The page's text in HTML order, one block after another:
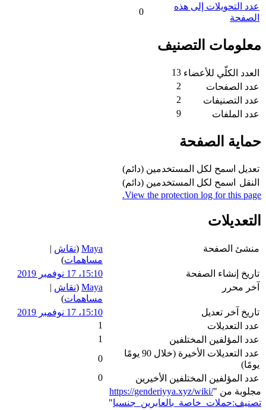
عدد التحويلات إلى هذه
الصفحة
0
معلومات التصنيف
العدد الكلّي للأعضاء 13
عدد الصفحات
2
عدد التصنيفات
2
عدد الملفات
9
حماية الصفحة
تعديل اسمح لكل المستخدمين (دائم)
النقل
اسمح لكل المستخدمين (دائم)
View the protection log for this page.
التعديلات
منشئ الصفحة Maya
(نقاش |
مساهمات)
تاريخ إنشاء الصفحة
15:10، 17 نوفمبر 2019
آخر محرر
Maya
(نقاش |
مساهمات)
تاريخ آخر تعديل
15:10، 17 نوفمبر 2019
عدد التعديلات
1
عدد المؤلفين المختلفين
1
عدد التعديلات الأخيرة (خلال 90 يومًا
يومًا)
0
عدد المؤلفين المختلفين الأخيرين
0
مجلوبة من "https://genderiyya.xyz/wiki/
تصنيف:حملات_خاصة_بالعابرين_جنسيا"